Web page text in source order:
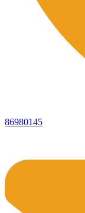
86980145